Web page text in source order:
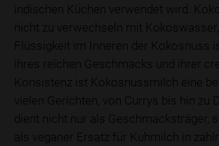
indischen Küchen verwendet wird.
nicht zu verwechseln mit
Flüssigkeit im Inneren der Kokosnuss
ihres reichen Geschmacks und ihrer
Konsistenz ist Kokosnussmilch eine
vielen Gerichten, von Currys bis hin zu
dient nicht nur als Geschmacksträger,
als veganer Ersatz für Kuhmilch in